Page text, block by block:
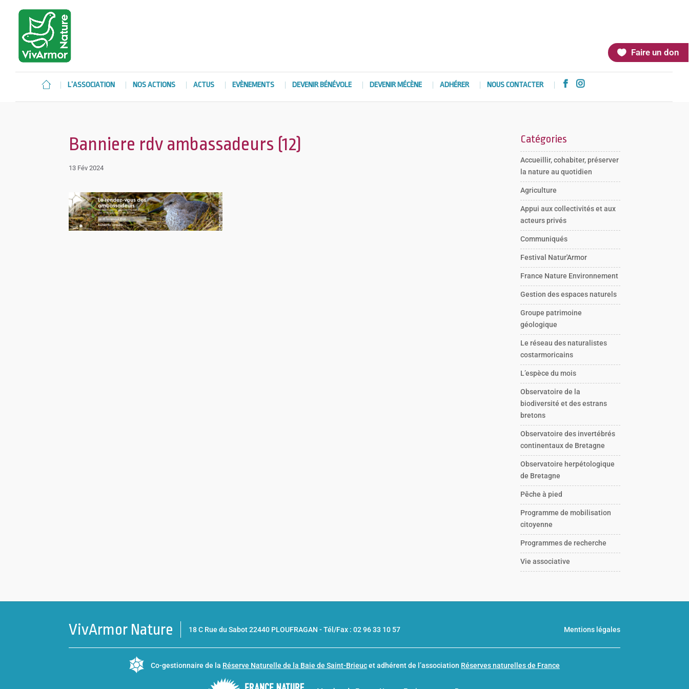
Faire un don
L’ASSOCIATION NOS ACTIONS ACTUS EVÈNEMENTS DEVENIR BÉNÉVOLE DEVENIR MÉCÈNE ADHÉRER NOUS CONTACTER  
Banniere rdv ambassadeurs (12)
13 Fév 2024
Catégories
Accueillir, cohabiter, préserver
la nature au quotidien
Agriculture
Appui aux collectivités et aux
acteurs privés
Communiqués
Festival Natur'Armor
France Nature Environnement
Gestion des espaces naturels
Groupe patrimoine
géologique
Le réseau des naturalistes
costarmoricains
L’espèce du mois
Observatoire de la
biodiversité et des estrans
bretons
Observatoire des invertébrés
continentaux de Bretagne
Observatoire herpétologique
de Bretagne
Pêche à pied
Programme de mobilisation
citoyenne
Programmes de recherche
Vie associative
VivArmor Nature 18 C Rue du Sabot 22440 PLOUFRAGAN -Tél/Fax : 02 96 33 10 57 Mentions légales
Co-gestionnaire de la Réserve Naturelle de la Baie de Saint-Brieucet adhérent de l’association Réserves naturelles de France